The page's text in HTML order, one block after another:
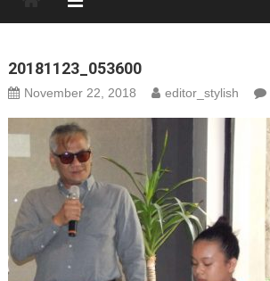
20181123_053600
November 22, 2018 editor_stylish